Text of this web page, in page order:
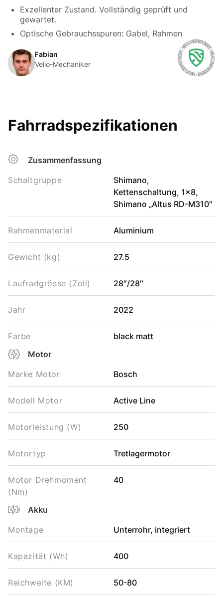
Exzellenter Zustand. Vollständig geprüft und
gewartet.
Optische Gebrauchsspuren: Gabel, Rahmen
Fabian
Velio-Mechaniker
Fahrradspezifikationen
Zusammenfassung
Schaltgruppe
Shimano,
Kettenschaltung, 1x8,
Shimano „Altus RD-M310″
Rahmenmaterial Aluminium
Gewicht (kg) 27.5
Laufradgrösse (Zoll) 28″/28″
Jahr 2022
Farbe
black matt
Motor
Marke Motor
Bosch
Modell Motor Active Line
Motorleistung (W) 250
Motortyp Tretlagermotor
Motor Drehmoment
(Nm)
40
Akku
Montage
Unterrohr, integriert
Kapazität (Wh) 400
Reichweite (KM) 50-80